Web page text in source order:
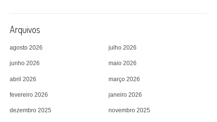
Arquivos
agosto 2026 julho 2026
junho 2026 maio 2026
abril 2026 março 2026
fevereiro 2026 janeiro 2026
dezembro 2025 novembro 2025